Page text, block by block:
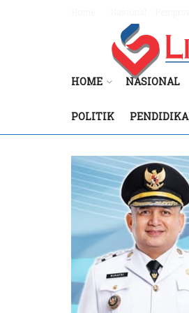
HOME NASIONAL
POLITIK